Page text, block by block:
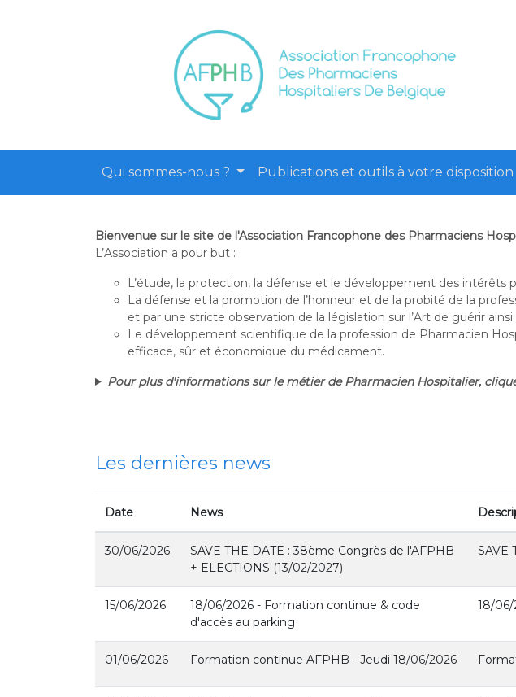
Qui sommes-nous ? Publications et outils à votre disposition
Bienvenue sur le site de l'Association Francophone des Pharmaciens
L’Association a pour but :
L’étude, la protection, la défense et le développement des intérêts
La défense et la promotion de l’honneur et de la probité de la
et par une stricte observation de la législation sur l’Art de guérir
Le développement scientifique de la profession de Pharmacien
efficace, sûr et économique du médicament.
Pour plus d'informations sur le métier de Pharmacien Hospitalier,
Les dernières news
Date News
30/06/2026
SAVE THE DATE : 38ème Congrès de l'AFPHB
+ ELECTIONS (13/02/2027)
SAVE
15/06/2026
18/06/2026 - Formation continue & code
d'accès au parking
18/
01/06/2026 Formation continue AFPHB - Jeudi 18/06/2026